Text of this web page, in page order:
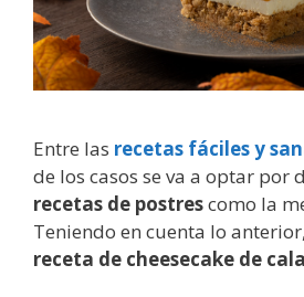
Entre las recetas fáciles y
de los casos se va a optar por
recetas de postrescomo la
Teniendo en cuenta lo
receta de cheesecake de